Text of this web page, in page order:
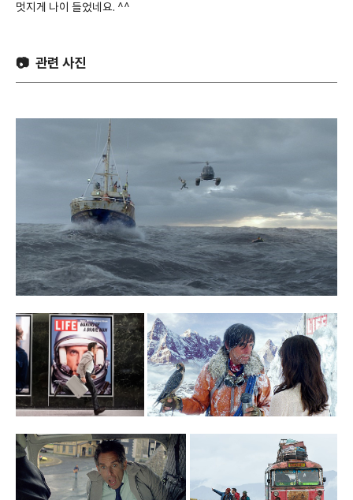
멋지게 나이 들었네요. ^^
📷 관련 사진